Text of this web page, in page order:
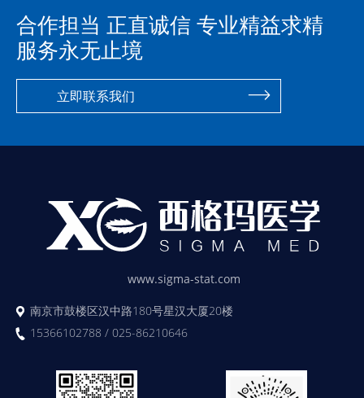
合作担当 正直诚信 专业精益求精
服务永无止境
立即联系我们
www.sigma-stat.com
南京市鼓楼区汉中路180号星汉大厦20楼
15366102788 / 025-86210646